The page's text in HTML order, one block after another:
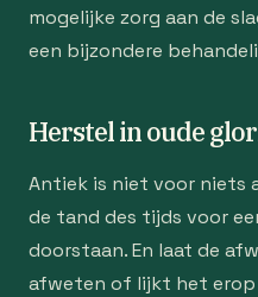
mogelijke zorg aan de
een bijzondere
Herstel in oude
Antiek is niet voor niets
de tand des tijds voor
doorstaan. En laat de
afweten of lijkt het erop